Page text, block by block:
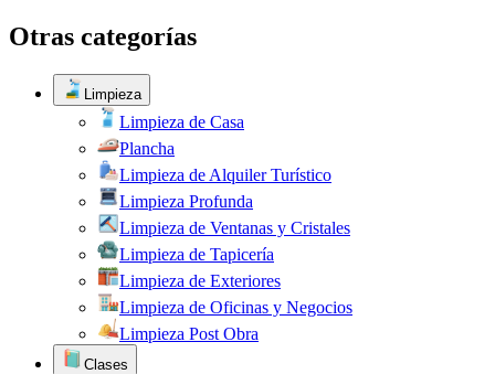
Otras categorías
Limpieza
Limpieza de Casa
Plancha
Limpieza de Alquiler Turístico
Limpieza Profunda
Limpieza de Ventanas y Cristales
Limpieza de Tapicería
Limpieza de Exteriores
Limpieza de Oficinas y Negocios
Limpieza Post Obra
Clases